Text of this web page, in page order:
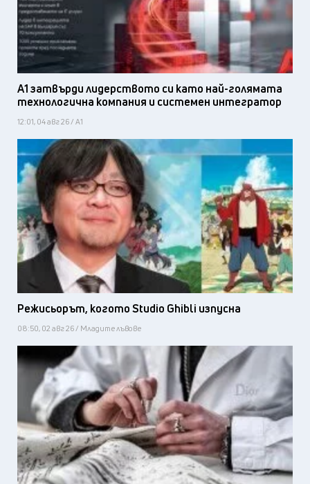
А1 затвърди лидерството си като най-голямата
технологична компания и системен интегратор
12:01, 04 авг 26 / А1
Режисьорът, когото Studio Ghibli изпусна
08:50, 02 авг 26 / Младите лъвове